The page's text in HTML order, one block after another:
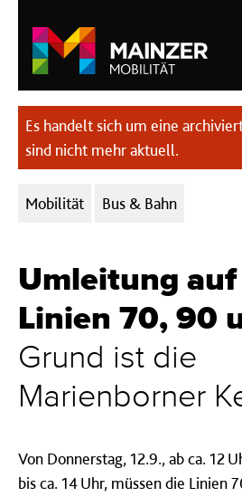
Es handelt sich um eine
sind nicht mehr aktuell.
Kategorien:
Mobilität
Bus & Bahn
Umleitung auf
Linien 70, 90
Grund ist die
Marienborner
Von Donnerstag, 12.9., ab ca. 12
bis ca. 14 Uhr, müssen die Linien